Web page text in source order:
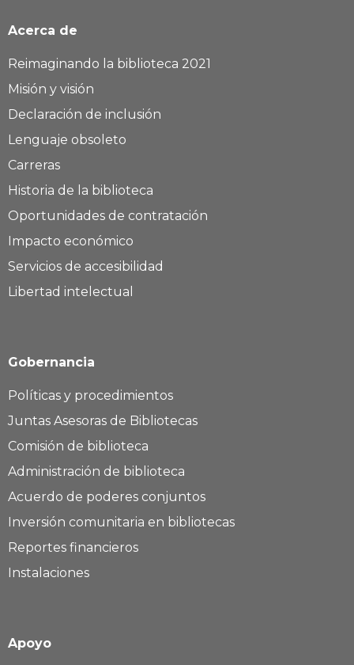
Acerca de
Reimaginando la biblioteca 2021
Misión y visión
Declaración de inclusión
Lenguaje obsoleto
Carreras
Historia de la biblioteca
Oportunidades de contratación
Impacto económico
Servicios de accesibilidad
Libertad intelectual
Gobernancia
Políticas y procedimientos
Juntas Asesoras de Bibliotecas
Comisión de biblioteca
Administración de biblioteca
Acuerdo de poderes conjuntos
Inversión comunitaria en bibliotecas
Reportes financieros
Instalaciones
Apoyo